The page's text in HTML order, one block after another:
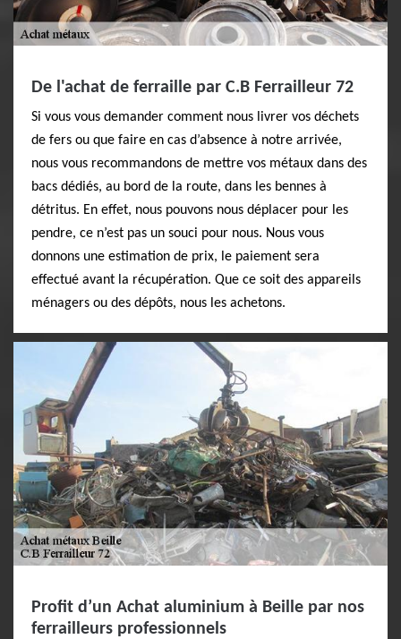
De l'achat de ferraille par C.B Ferrailleur 72
Si vous vous demander comment nous livrer vos déchets
de fers ou que faire en cas d’absence à notre arrivée,
nous vous recommandons de mettre vos métaux dans des
bacs dédiés, au bord de la route, dans les bennes à
détritus. En effet, nous pouvons nous déplacer pour les
pendre, ce n’est pas un souci pour nous. Nous vous
donnons une estimation de prix, le paiement sera
effectué avant la récupération. Que ce soit des appareils
ménagers ou des dépôts, nous les achetons.
Profit d’un Achat aluminium à Beille par nos
ferrailleurs professionnels